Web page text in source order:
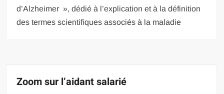
d’Alzheimer », dédié à l’explication et à la définition
des termes scientifiques associés à la maladie
Zoom sur l’aidant salarié